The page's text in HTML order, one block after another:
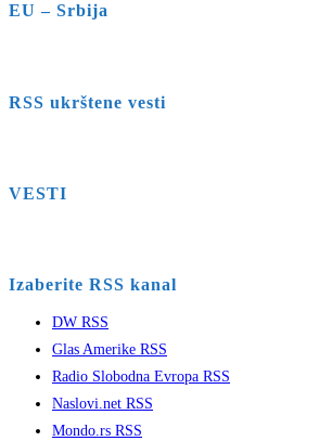
EU – Srbija
RSS ukrštene vesti
VESTI
Izaberite RSS kanal
DW RSS
Glas Amerike RSS
Radio Slobodna Evropa RSS
Naslovi.net RSS
Mondo.rs RSS